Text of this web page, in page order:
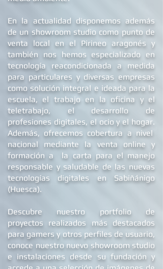
Informática accesible y sostenible con el
medio ambiente.
En la actualidad disponemos además
de un showroom studio como punto de
venta local en el Pirineo aragonés y
también nos hemos especializado en
tecnología reacondicionada a medida
para particulares y diversas empresas
como solución integral e ideada para la
escuela, el trabajo en la oficina y el
teletrabajo, el desarrollo de
profesiones digitales, el ocio y el hogar.
Además, ofrecemoscobertura a nivel
nacional mediante la venta online y
formación a la carta para el manejo
responsable y saludable de las nuevas
tecnologías digitales en Sabiñánigo
(Huesca).
Descubre nuestro portfolio de
proyectos realizados más destacados
para gamers y otros perfiles de usuario,
conoce nuestro nuevo showroom studio